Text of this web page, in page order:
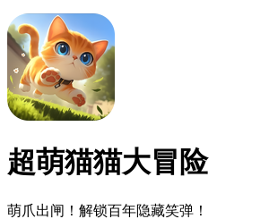
超萌猫猫大冒险
萌爪出闸！解锁百年隐藏笑弹！​